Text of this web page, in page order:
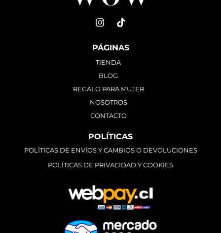
PÁGINAS
TIENDA
BLOG
REGALO PARA MUJER
NOSOTROS
CONTACTO
POLÍTICAS
POLÍTICAS DE ENVÍOS Y CAMBIOS O DEVOLUCIONES
POLÍTICAS DE PRIVACIDAD Y COOKIES